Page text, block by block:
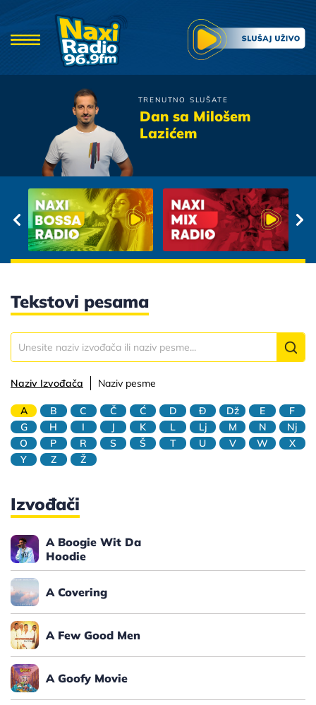
TRENUTNO SLUŠATE
Dan sa Milošem
Lazićem
Zeljko Joksimovic
Tekstovi pesama
Naziv Izvođača Naziv pesme
A B C Č Ć D Đ Dž E
F
G
H I J K L Lj M N
Nj
O
P R S Š T U V W
X
Y
Z Ž
Izvođači
A Boogie Wit Da
Hoodie
A Covering
A Few Good Men
A Goofy Movie